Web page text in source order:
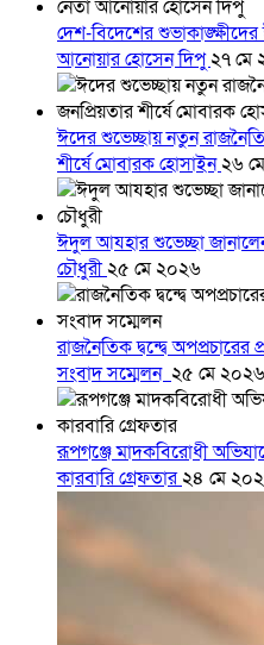
দেশ-বিদেশের
আনোয়ার হোসেন দিপু২৭ মে
ঈদের শুভেচ্ছায় নতুন
শীর্ষে মোবারক হোসাইন২৬
ঈদুল আযহার শুভেচ্ছা জানালেন
চৌধুরী২৫ মে ২০২৬
রাজনৈতিক দ্বন্দ্বে
সংবাদ সম্মেলন ‎ ২৫ মে ২০২৬
রূপগঞ্জে মাদকবিরোধী
কারবারি গ্রেফতার২৪ মে